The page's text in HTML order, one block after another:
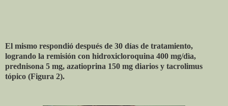
El mismo respondió después de 30 días de tratamiento,
logrando la remisión con hidroxicloroquina 400 mg/dìa,
prednisona 5 mg, azatioprina 150 mg diarios y tacrolimus
tópico (Figura 2).